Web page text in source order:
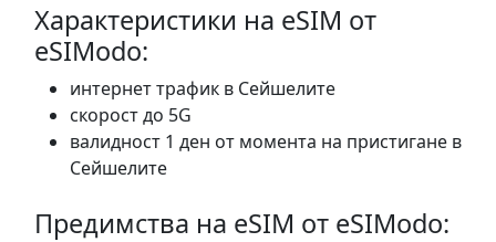
Характеристики на eSIM от
eSIModo:
интернет трафик в Сейшелите
скорост до 5G
валидност 1 ден от момента на пристигане в
Сейшелите
Предимства на eSIM от eSIModo: